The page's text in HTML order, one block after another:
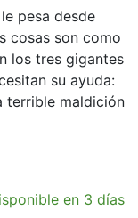
pesa desde
cosas son como
los tres gigantes
su ayuda:
terrible maldición
en 3 días